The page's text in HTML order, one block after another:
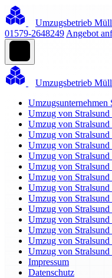
Umzugsbetrieb
01579-2648249 Angebot
Umzugsbetrieb
Umzugsunternehmen
Umzug von
Umzug von
Umzug von Stralsund
Umzug von
Umzug von
Umzug von Stralsund
Umzug von
Umzug von
Umzug von
Umzug von Stralsund
Umzug von Stralsund
Umzug von
Umzug von
Umzug von Stralsund
Impressum
Datenschutz